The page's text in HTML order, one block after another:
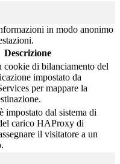
in modo anonimo
Descrizione
di bilanciamento del
impostato da
per mappare la
impostato dal sistema di
carico HAProxy di
il visitatore a un